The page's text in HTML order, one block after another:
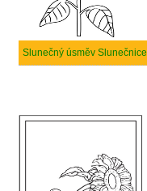
Slunečný úsměv Slunečnice